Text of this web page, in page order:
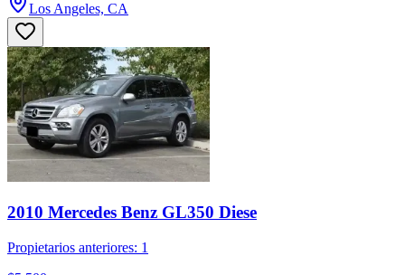
Los Angeles, CA
2010 Mercedes Benz GL350 Diese
Propietarios anteriores: 1